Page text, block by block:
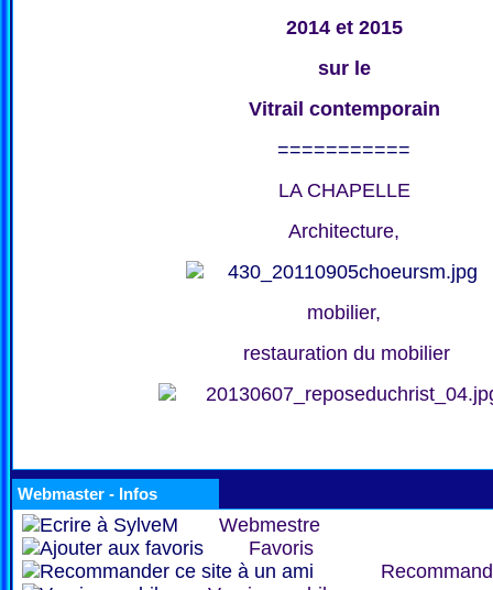
2014 et 2015
sur le
Vitrail contemporain
===========
LA CHAPELLE
Architecture,
mobilier,
restauration du mobilier
Webmaster - Infos
Webmestre
Favoris